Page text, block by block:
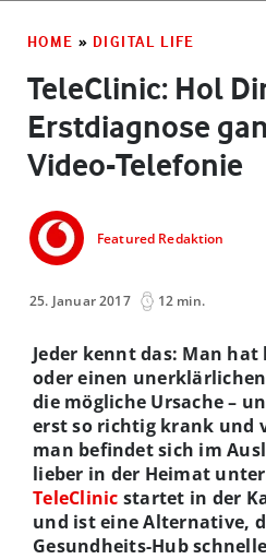
HOME » DIGITAL LIFE
TeleClinic: Hol
Erstdiagnose
Video-Telefonie
Featured Redaktion
25. Januar 2017 12 min.
Jeder kennt das: Man hat
oder einen
die mögliche Ursache –
erst so richtig krank und
man befindet sich im
lieber in der Heimat
TeleClinic startet in der
und ist eine Alternative,
Gesundheits-Hub